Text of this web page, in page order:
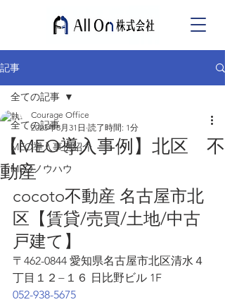
記事
全ての記事
MEO導入事例紹介
MEOノウハウ
全ての記事
【MEO導入事例】北区 不
動産
Courage Office
2023年8月31日 読了時間: 1分
cocoto不動産 名古屋市北
区【賃貸/売買/土地/中古
戸建て】
〒462-0844 愛知県名古屋市北区清水４
丁目１２−１６ 日比野ビル 1F
052-938-5675